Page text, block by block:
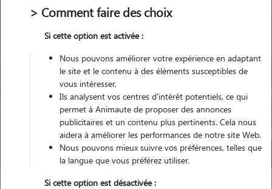
Pour quel animal ?
Trouver mon Pet Sitter
> Comment faire des choix
Si cette option est activée :
Nous pouvons améliorer votre expérience en adaptant
le site et le contenu à des éléments susceptibles de
vous intéresser.
Ils analysent vos centres d'intérêt potentiels, ce qui
permet à Animaute de proposer des annonces
publicitaires et un contenu plus pertinents. Cela nous
aidera à améliorer les performances de notre site Web.
Nous pouvons mieux suivre vos préférences, telles que
la langue que vous préférez utiliser.
Si cette option est désactivée :